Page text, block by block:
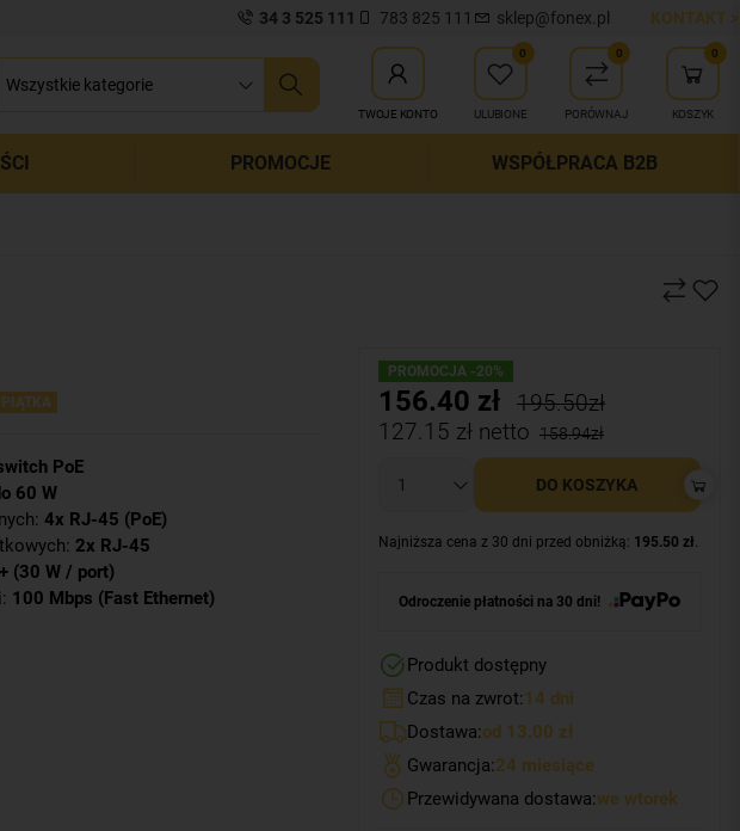
34 3 525 111 783 825 111 sklep@fonex.pl KONTAKT >
zamknij wyszukiwanie
TWOJE KONTO
0
ULUBIONE
0
PORÓWNAJ
0
KOSZYK
PROMOCJE WSPÓŁPRACA B2B
PoE
60 W
4x RJ-45 (PoE)
2x RJ-45
(30 W / port)
100 Mbps (Fast Ethernet)
PROMOCJA -20%
156.40 zł
195.50zł
127.15 zł netto 158.94zł
DO KOSZYKA
Najniższa cena z 30 dni przed obniżką: 195.50 zł .
Odroczenie płatności na 30 dni!
Produkt dostępny
Czas na zwrot:14 dni
Dostawa:od 13.00 zł
Gwarancja:24 miesiące
Przewidywana dostawa:we wtorek